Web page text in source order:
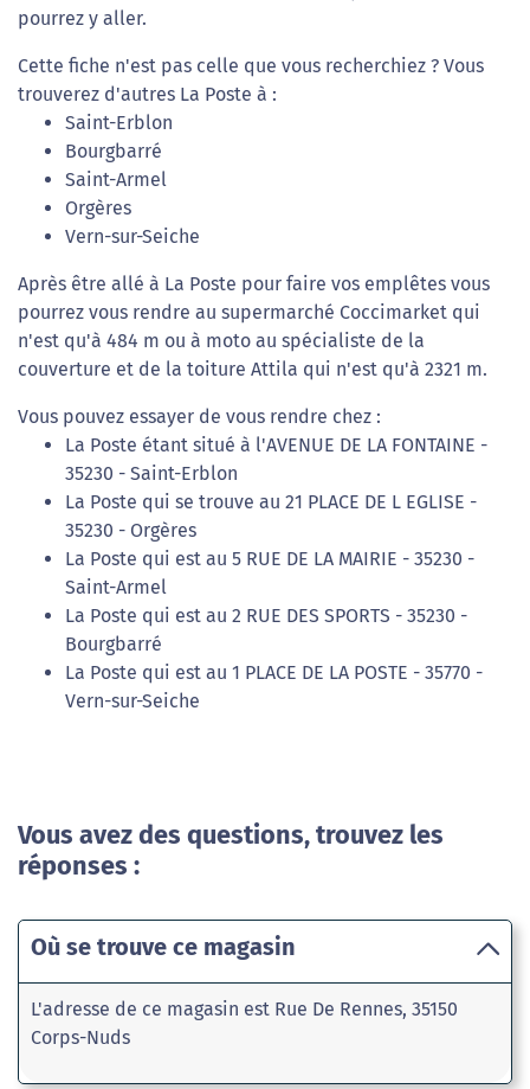
pourrez y aller.
Cette fiche n'est pas celle que vous recherchiez ? Vous
trouverez d'autres La Poste à :
Saint-Erblon
Bourgbarré
Saint-Armel
Orgères
Vern-sur-Seiche
Après être allé à La Poste pour faire vos emplêtes vous
pourrez vous rendre au supermarché Coccimarket qui
n'est qu'à 484 m ou à moto au spécialiste de la
couverture et de la toiture Attila qui n'est qu'à 2321 m.
Vous pouvez essayer de vous rendre chez :
La Poste étant situé à l'AVENUE DE LA FONTAINE -
35230 - Saint-Erblon
La Poste qui se trouve au 21 PLACE DE L EGLISE -
35230 - Orgères
La Poste qui est au 5 RUE DE LA MAIRIE - 35230 -
Saint-Armel
La Poste qui est au 2 RUE DES SPORTS - 35230 -
Bourgbarré
La Poste qui est au 1 PLACE DE LA POSTE - 35770 -
Vern-sur-Seiche
Vous avez des questions, trouvez les
réponses :
Où se trouve ce magasin
L'adresse de ce magasin est Rue De Rennes, 35150
Corps-Nuds